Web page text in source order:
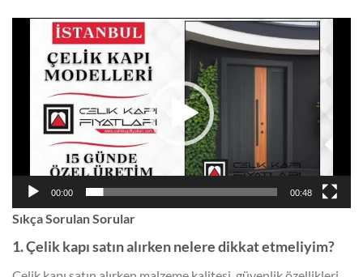
oynatıcı
00:00 00:48
Sıkça Sorulan Sorular
1. Çelik kapı satın alırken nelere dikkat etmeliyim?